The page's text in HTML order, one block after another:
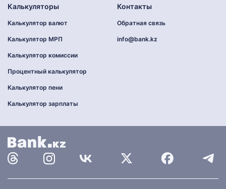
Калькуляторы
Калькулятор валют
Калькулятор МРП
Калькулятор комиссии
Процентный калькулятор
Калькулятор пени
Калькулятор зарплаты
Контакты
Обратная связь
info@bank.kz